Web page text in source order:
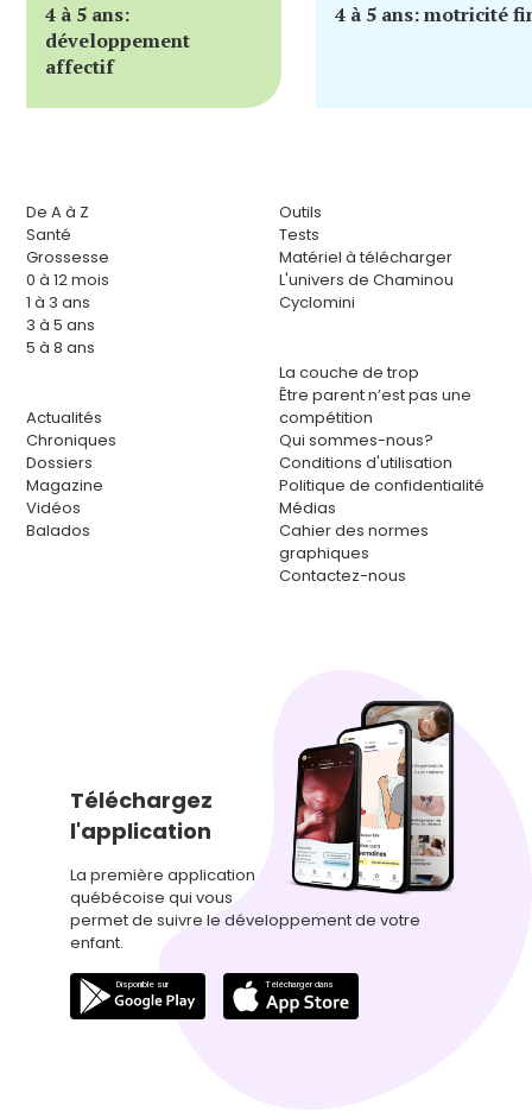
4 à 5 ans:
développement
affectif
4 à 5 ans: motricité
De A à Z
Santé
Grossesse
0 à 12 mois
1 à 3 ans
3 à 5 ans
5 à 8 ans
Actualités
Chroniques
Dossiers
Magazine
Vidéos
Balados
Outils
Tests
Matériel à télécharger
L'univers de Chaminou
Cyclomini
La couche de trop
Être parent n’est pas une
compétition
Qui sommes-nous?
Conditions d'utilisation
Politique de confidentialité
Médias
Cahier des normes
graphiques
Contactez-nous
Téléchargez
l'application
La première application
québécoise qui vous
permet de suivre le développement de votre
enfant.